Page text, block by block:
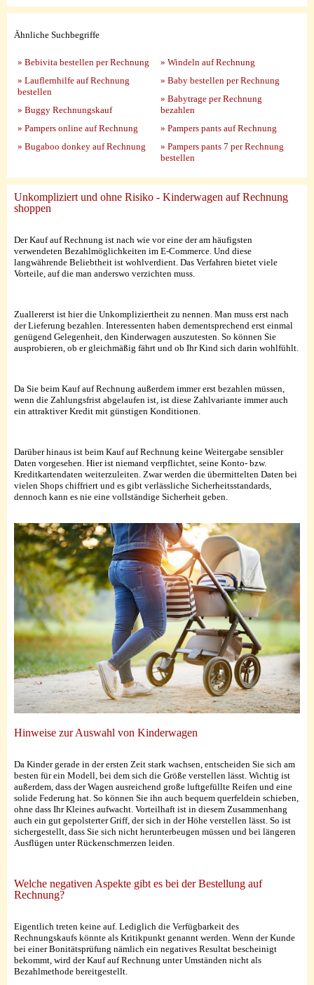
Ähnliche Suchbegriffe
» Bebivita bestellen per Rechnung
» Lauflernhilfe auf Rechnung
bestellen
» Buggy Rechnungskauf
» Pampers online auf Rechnung
» Bugaboo donkey auf Rechnung
» Windeln auf Rechnung
» Baby bestellen per Rechnung
» Babytrage per Rechnung
bezahlen
» Pampers pants auf Rechnung
» Pampers pants 7 per Rechnung
bestellen
Unkompliziert und ohne Risiko - Kinderwagen auf Rechnung
shoppen
Der Kauf auf Rechnung ist nach wie vor eine der am häufigsten
verwendeten Bezahlmöglichkeiten im E-Commerce. Und diese
langwährende Beliebtheit ist wohlverdient. Das Verfahren bietet viele
Vorteile, auf die man anderswo verzichten muss.
Zuallererst ist hier die Unkompliziertheit zu nennen. Man muss erst nach
der Lieferung bezahlen. Interessenten haben dementsprechend erst einmal
genügend Gelegenheit, den Kinderwagen auszutesten. So können Sie
ausprobieren, ob er gleichmäßig fährt und ob Ihr Kind sich darin wohlfühlt.
Da Sie beim Kauf auf Rechnung außerdem immer erst bezahlen müssen,
wenn die Zahlungsfrist abgelaufen ist, ist diese Zahlvariante immer auch
ein attraktiver Kredit mit günstigen Konditionen.
Darüber hinaus ist beim Kauf auf Rechnung keine Weitergabe sensibler
Daten vorgesehen. Hier ist niemand verpflichtet, seine Konto- bzw.
Kreditkartendaten weiterzuleiten. Zwar werden die übermittelten Daten bei
vielen Shops chiffriert und es gibt verlässliche Sicherheitsstandards,
dennoch kann es nie eine vollständige Sicherheit geben.
Hinweise zur Auswahl von Kinderwagen
Da Kinder gerade in der ersten Zeit stark wachsen, entscheiden Sie sich am
besten für ein Modell, bei dem sich die Größe verstellen lässt. Wichtig ist
außerdem, dass der Wagen ausreichend große luftgefüllte Reifen und eine
solide Federung hat. So können Sie ihn auch bequem querfeldein schieben,
ohne dass Ihr Kleines aufwacht. Vorteilhaft ist in diesem Zusammenhang
auch ein gut gepolsterter Griff, der sich in der Höhe verstellen lässt. So ist
sichergestellt, dass Sie sich nicht herunterbeugen müssen und bei längeren
Ausflügen unter Rückenschmerzen leiden.
Welche negativen Aspekte gibt es bei der Bestellung auf
Rechnung?
Eigentlich treten keine auf. Lediglich die Verfügbarkeit des
Rechnungskaufs könnte als Kritikpunkt genannt werden. Wenn der Kunde
bei einer Bonitätsprüfung nämlich ein negatives Resultat bescheinigt
bekommt, wird der Kauf auf Rechnung unter Umständen nicht als
Bezahlmethode bereitgestellt.